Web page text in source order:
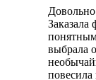
выбрала
повесила